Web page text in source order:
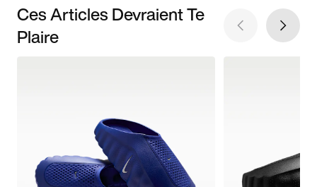
Ces Articles Devraient Te
Plaire